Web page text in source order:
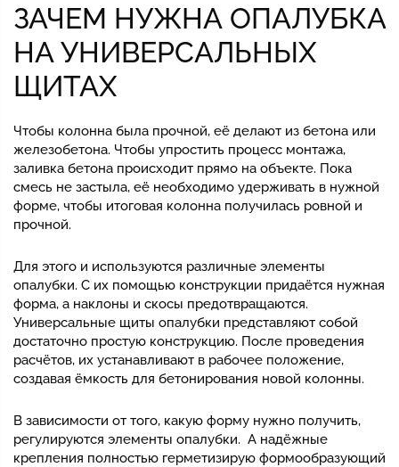
ЗАЧЕМ НУЖНА ОПАЛУБКА
НА УНИВЕРСАЛЬНЫХ
ЩИТАХ
Чтобы колонна была прочной, её делают из бетона или
железобетона. Чтобы упростить процесс монтажа,
заливка бетона происходит прямо на объекте. Пока
смесь не застыла, её необходимо удерживать в нужной
форме, чтобы итоговая колонна получилась ровной и
прочной.
Для этого и используются различные элементы
опалубки. С их помощью конструкции придаётся нужная
форма, а наклоны и скосы предотвращаются.
Универсальные щиты опалубки представляют собой
достаточно простую конструкцию. После проведения
расчётов, их устанавливают в рабочее положение,
создавая ёмкость для бетонирования новой колонны.
В зависимости от того, какую форму нужно получить,
регулируются элементы опалубки. А надёжные
крепления полностью герметизирую формообразующий